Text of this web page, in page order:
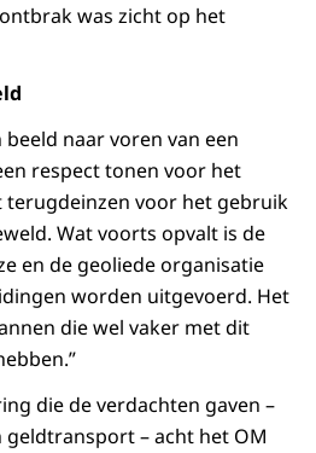
was zicht op het
naar voren van een
respect tonen voor het
terugdeinzen voor het gebruik
Wat voorts opvalt is de
en de geoliede organisatie
worden uitgevoerd. Het
die wel vaker met dit
die de verdachten gaven –
– acht het OM